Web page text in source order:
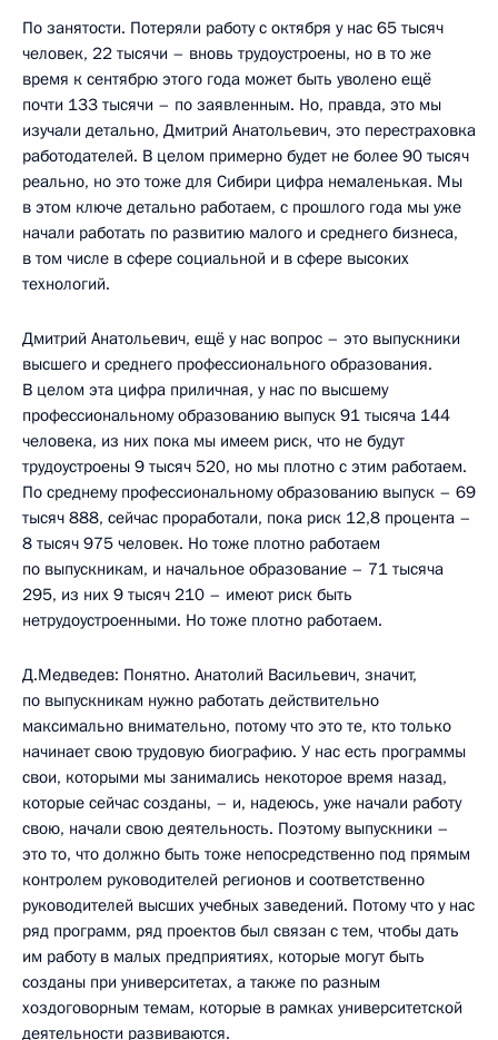
По занятости. Потеряли работу с октября у нас 65 тысяч
человек, 22 тысячи – вновь трудоустроены, но в то же
время к сентябрю этого года может быть уволено ещё
почти 133 тысячи – по заявленным. Но, правда, это мы
изучали детально, Дмитрий Анатольевич, это перестраховка
работодателей. В целом примерно будет не более 90 тысяч
реально, но это тоже для Сибири цифра немаленькая. Мы
в этом ключе детально работаем, с прошлого года мы уже
начали работать по развитию малого и среднего бизнеса,
в том числе в сфере социальной и в сфере высоких
технологий.
Дмитрий Анатольевич, ещё у нас вопрос – это выпускники
высшего и среднего профессионального образования.
В целом эта цифра приличная, у нас по высшему
профессиональному образованию выпуск 91 тысяча 144
человека, из них пока мы имеем риск, что не будут
трудоустроены 9 тысяч 520, но мы плотно с этим работаем.
По среднему профессиональному образованию выпуск – 69
тысяч 888, сейчас проработали, пока риск 12,8 процента –
8 тысяч 975 человек. Но тоже плотно работаем
по выпускникам, и начальное образование – 71 тысяча
295, из них 9 тысяч 210 – имеют риск быть
нетрудоустроенными. Но тоже плотно работаем.
Д.Медведев: Понятно. Анатолий Васильевич, значит,
по выпускникам нужно работать действительно
максимально внимательно, потому что это те, кто только
начинает свою трудовую биографию. У нас есть программы
свои, которыми мы занимались некоторое время назад,
которые сейчас созданы, – и, надеюсь, уже начали работу
свою, начали свою деятельность. Поэтому выпускники –
это то, что должно быть тоже непосредственно под прямым
контролем руководителей регионов и соответственно
руководителей высших учебных заведений. Потому что у нас
ряд программ, ряд проектов был связан с тем, чтобы дать
им работу в малых предприятиях, которые могут быть
созданы при университетах, а также по разным
хоздоговорным темам, которые в рамках университетской
деятельности развиваются.